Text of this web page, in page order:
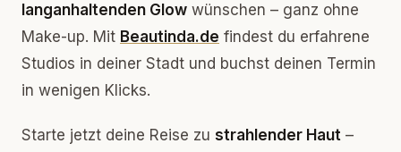
langanhaltenden Glow wünschen – ganz ohne
Make-up. Mit Beautinda.de findest du erfahrene
Studios in deiner Stadt und buchst deinen Termin
in wenigen Klicks.
Starte jetzt deine Reise zu strahlender Haut –